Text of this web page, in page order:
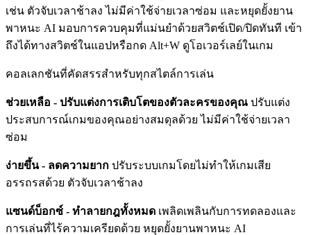
เช่น ตัวจับเวลาช้าลง ไม่มีค่าใช้จ่ายเวลาซ่อม และหยุดยั้งยาน
พาหนะ AI มอบการควบคุมที่แม่นยำด้วยสวิตช์เปิด/ปิดทันที เข้า
ถึงได้ทางสวิตช์ในแอปหรือกด Alt+W ดูโอเวอร์เลย์ในเกม
คอลเลกชันที่คัดสรรสำหรับทุกสไตล์การเล่น
ช่วยเหลือ - ปรับแต่งการเติบโตของตัวละครของคุณ ปรับแต่ง
ประสบการณ์เกมของคุณอย่างสมดุลด้วย ไม่มีค่าใช้จ่ายเวลา
ซ่อม
ง่ายขึ้น - ลดความยาก ปรับระบบเกมโดยไม่ทำให้เกมเสีย
อรรถรสด้วย ตัวจับเวลาช้าลง
แซนด์บ็อกซ์ - ทำลายกฎทั้งหมด เพลิดเพลินกับการทดลองและ
การเล่นที่ไร้ความเครียดด้วย หยุดยั้งยานพาหนะ AI